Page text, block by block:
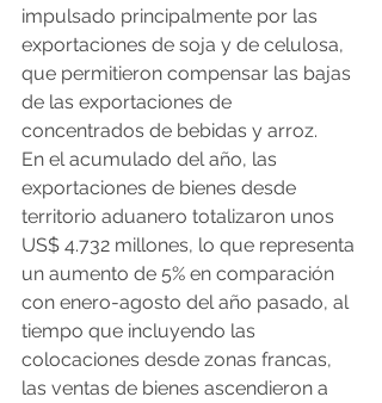
impulsado principalmente por las
exportaciones de soja y de celulosa,
que permitieron compensar las bajas
de las exportaciones de
concentrados de bebidas y arroz.
En el acumulado del año, las
exportaciones de bienes desde
territorio aduanero totalizaron unos
US$ 4.732 millones, lo que representa
un aumento de 5% en comparación
con enero-agosto del año pasado, al
tiempo que incluyendo las
colocaciones desde zonas francas,
las ventas de bienes ascendieron a